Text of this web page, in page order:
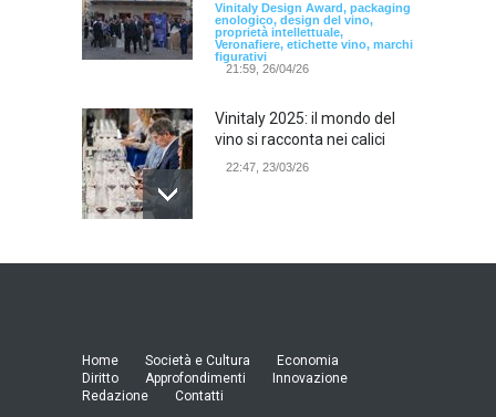
Vinitaly Design Award, packaging
enologico, design del vino,
proprietà intellettuale,
Veronafiere, etichette vino, marchi
figurativi
21:59, 26/04/26
Vinitaly 2025: il mondo del
vino si racconta nei calici
22:47, 23/03/26
Model Expo Italy 2025 a
21:25, 04/03/26
Verona Domani, aumenta il
Home Società e Cultura
Economia
Diritto
Approfondimenti
Innovazione
Redazione
Contatti